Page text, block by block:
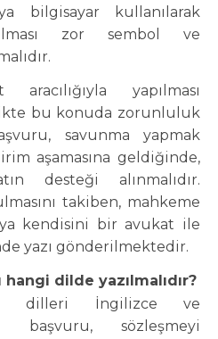
bilgisayar kullanılarak
zor sembol ve
yapılması
bu konuda zorunluluk
savunma yapmak
aşamasına geldiğinde,
desteği alınmalıdır.
takiben, mahkeme
kendisini bir avukat ile
yazı gönderilmektedir.
dilde yazılmalıdır?
dilleri İngilizce ve
başvuru, sözleşmeyi